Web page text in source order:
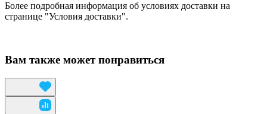
Более подробная информация об условиях доставки на
странице "Условия доставки".
Вам также может понравиться